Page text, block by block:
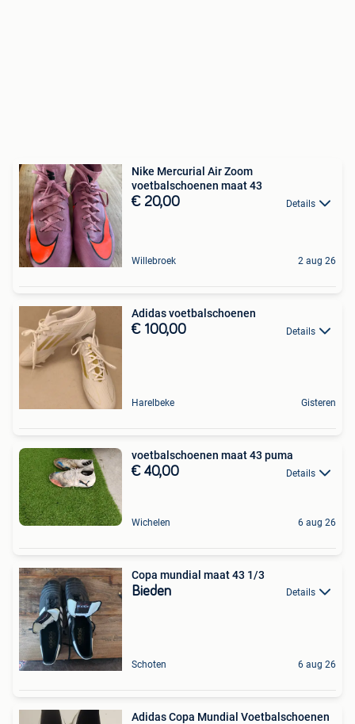
Nike Mercurial Air Zoom
voetbalschoenen maat 43
€ 20,00 Details
Willebroek 2 aug 26
Adidas voetbalschoenen
€ 100,00 Details
Harelbeke Gisteren
voetbalschoenen maat 43 puma
€ 40,00 Details
Wichelen 6 aug 26
Copa mundial maat 43 1/3
Bieden Details
Schoten 6 aug 26
Adidas Copa Mundial Voetbalschoenen